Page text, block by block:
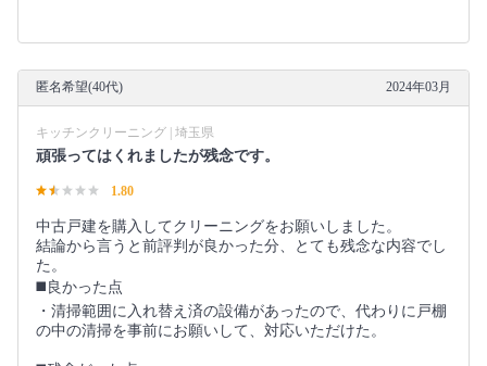
匿名希望(40代) 2024年03月
キッチンクリーニング | 埼玉県
頑張ってはくれましたが残念です。
1.80
中古戸建を購入してクリーニングをお願いしました。
結論から言うと前評判が良かった分、とても残念な内容でし
た。
◼️良かった点
・清掃範囲に入れ替え済の設備があったので、代わりに戸棚
の中の清掃を事前にお願いして、対応いただけた。